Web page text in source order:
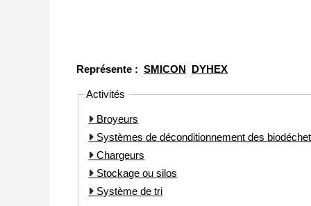
Représente : SMICON DYHEX
Activités
Broyeurs
Systèmes de déconditionnement des
Chargeurs
Stockage ou silos
Système de tri